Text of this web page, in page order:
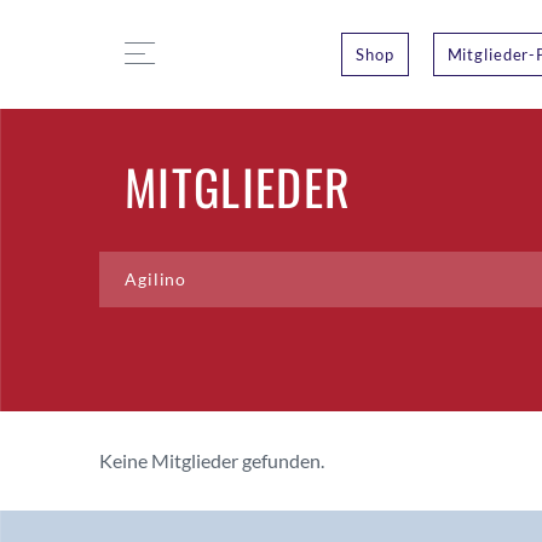
Shop Mitglieder-
MITGLIEDER
Keine Mitglieder gefunden.